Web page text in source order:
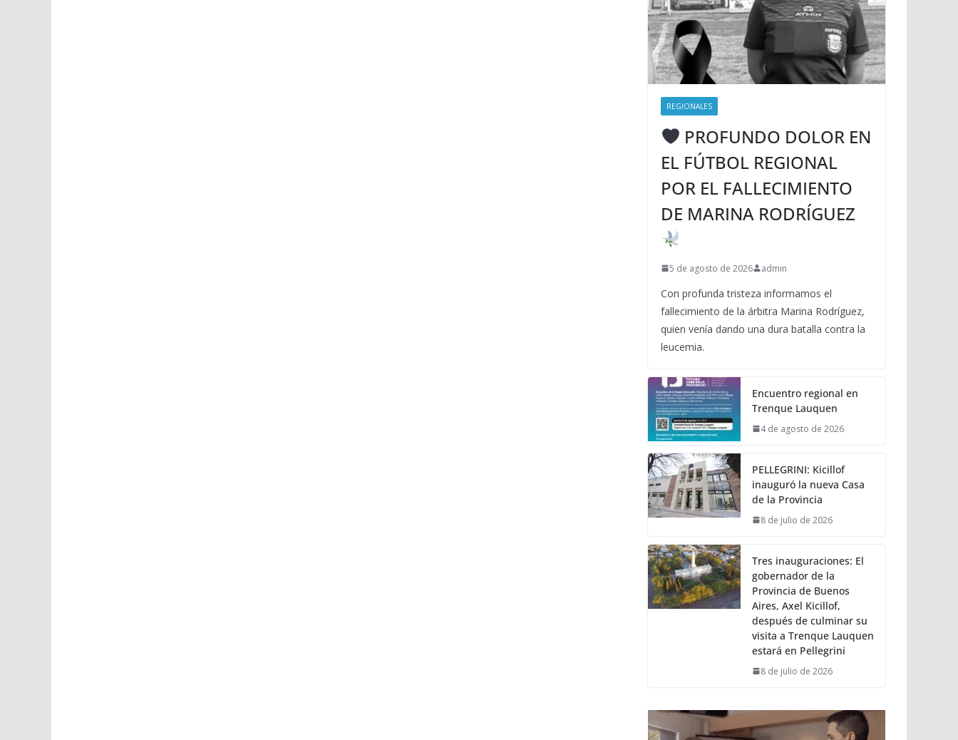
REGIONALES
PROFUNDO DOLOR EN
EL FÚTBOL REGIONAL
POR EL FALLECIMIENTO
DE MARINA RODRÍGUEZ
5 de agosto de 2026 admin
Con profunda tristeza informamos el
fallecimiento de la árbitra Marina Rodríguez,
quien venía dando una dura batalla contra la
leucemia.
Encuentro regional en
Trenque Lauquen
4 de agosto de 2026
PELLEGRINI: Kicillof
inauguró la nueva Casa
de la Provincia
8 de julio de 2026
Tres inauguraciones: El
gobernador de la
Provincia de Buenos
Aires, Axel Kicillof,
después de culminar su
visita a Trenque Lauquen
estará en Pellegrini
8 de julio de 2026